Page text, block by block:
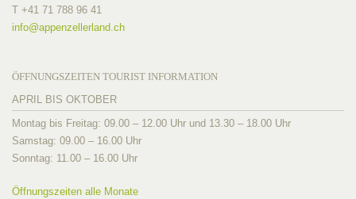
T +41 71 788 96 41
info@appenzellerland.ch
ÖFFNUNGSZEITEN TOURIST INFORMATION
APRIL BIS OKTOBER
Montag bis Freitag: 09.00 – 12.00 Uhr und 13.30 – 18.00 Uhr
Samstag: 09.00 – 16.00 Uhr
Sonntag: 11.00 – 16.00 Uhr
Öffnungszeiten alle Monate